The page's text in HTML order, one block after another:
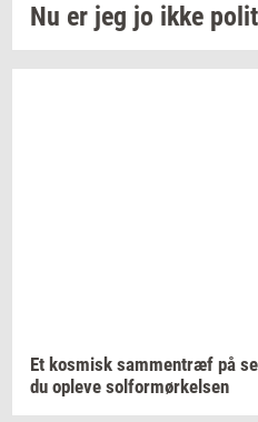
Nu er jeg jo ikke
Et kos­misk sam­men­træf på
du op­le­ve sol­for­mør­kel­sen